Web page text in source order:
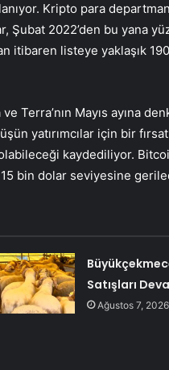
Kripto para
Şubat 2022’den bu yana
itibaren listeye yaklaşık
ve Terra’nın Mayıs ayına
yatırımcılar için bir
kaydediliyor.
bin dolar seviyesine
Satışları
Ağustos 7, 2026